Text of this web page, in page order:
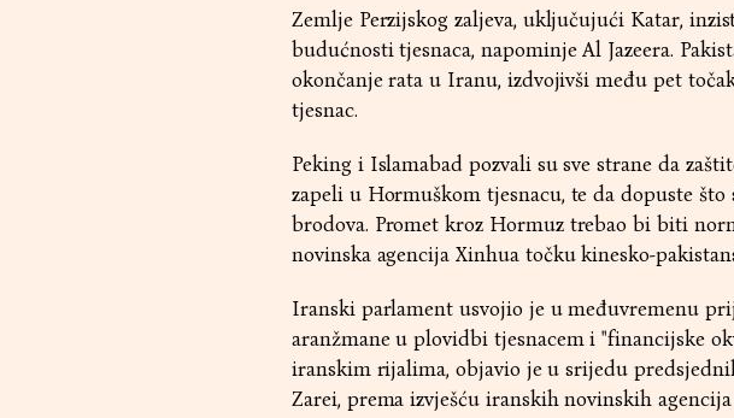
Zemlje Perzijskog zaljeva, uključujući Katar,
budućnosti tjesnaca, napominje Al Jazeera.
okončanje rata u Iranu, izdvojivši među pet
tjesnac.
Peking i Islamabad pozvali su sve strane da
zapeli u Hormuškom tjesnacu, te da dopuste
brodova. Promet kroz Hormuz trebao bi biti
novinska agencija Xinhua točku kinesko-
Iranski parlament usvojio je u međuvremenu
aranžmane u plovidbi tjesnacem i "financijske
iranskim rijalima, objavio je u srijedu
Zarei, prema izvješću iranskih novinskih